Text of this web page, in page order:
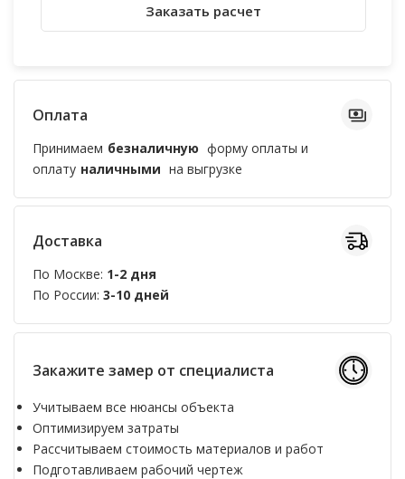
Заказать расчет
Оплата
Принимаем безналичную форму оплаты и
оплату наличными на выгрузке
Доставка
По Москве: 1-2 дня
По России: 3-10 дней
Закажите замер от специалиста
Учитываем все нюансы объекта
Оптимизируем затраты
Рассчитываем стоимость материалов и работ
Подготавливаем рабочий чертеж